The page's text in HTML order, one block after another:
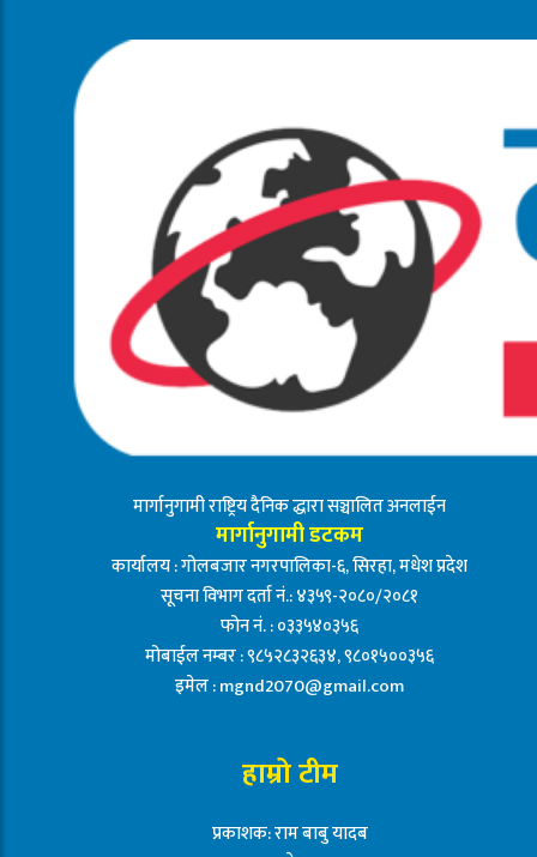
मार्गानुगामी राष्ट्रिय दैनिक द्धारा सञ्चालित अनलाईन
मार्गानुगामी डटकम
कार्यालय : गोलबजार नगरपालिका-६, सिरहा, मधेश प्रदेश
सूचना विभाग दर्ता नं.: ४३५९-२०८०/२०८१
फोन नं. : ०३३५४०३५६
मोबाईल नम्बर : ९८५२८३२६३४, ९८०१५००३५६
इमेल :mgnd2070@gmail.com
हाम्रो टीम
प्रकाशक: राम बाबु यादब